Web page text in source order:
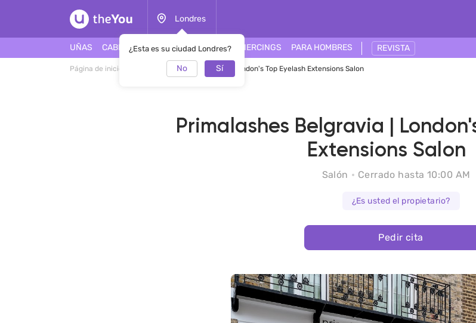
Londres
¿Esta es su ciudad Londres?
No Sí
UÑAS CABELLO ROSTRO TATUAJES PIERCINGS PARA HOMBRES REVISTA
Página de inicio SalónPrimalashes Belgravia | London's Top Eyelash Extensions Salon
Primalashes Belgravia |
Extensions Salon
Salón Cerrado hasta 10:00 AM
¿Es usted el propietario?
Pedir cita